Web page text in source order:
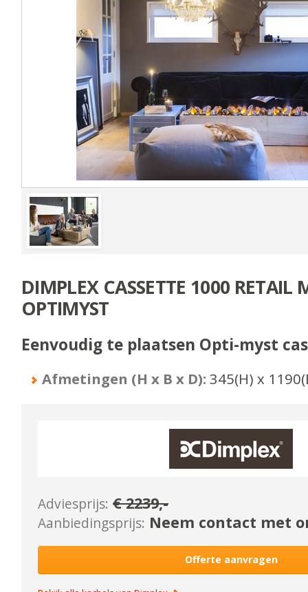
DIMPLEX CASSETTE 1000 RETAIL
OPTIMYST
Eenvoudig te plaatsen Opti-myst
Afmetingen (H x B x D): 345(H) x 1190
Adviesprijs: €2239,-
Aanbiedingsprijs: Neem contact met
Offerte aanvragen